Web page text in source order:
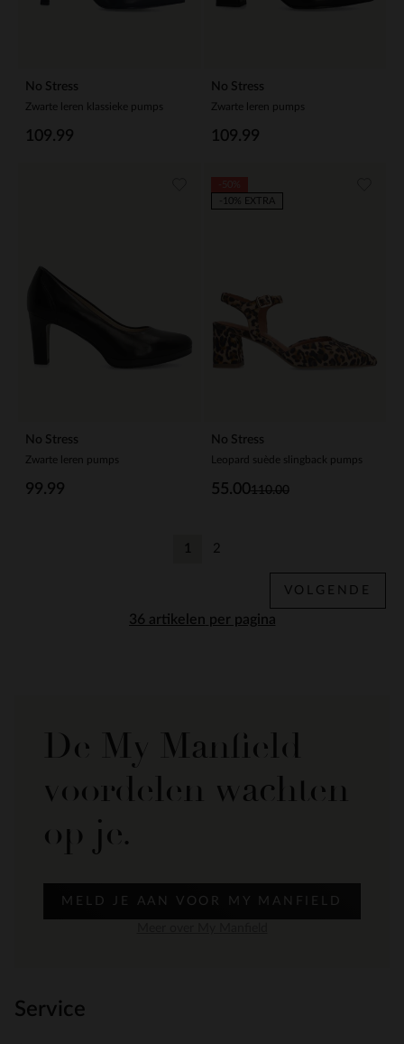
No Stress
Zwarte leren klassieke pumps
109.99
No Stress
Zwarte leren pumps
109.99
No Stress
Zwarte leren pumps
99.99
No Stress
Leopard suède slingback pumps
110.00
55.00
-10% EXTRA
per pagina
1 2
VOLGENDE
De My Manfield
voordelen wachten
op je.
MELD JE AAN VOOR MY MANFIELD
Service